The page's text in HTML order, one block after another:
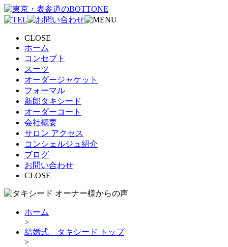
CLOSE
ホーム
コンセプト
スーツ
オーダージャケット
フォーマル
新郎タキシード
オーダーコート
会社概要
サロン アクセス
コンシェルジュ紹介
ブログ
お問い合わせ
CLOSE
ホーム
>
結婚式 タキシード トップ
>